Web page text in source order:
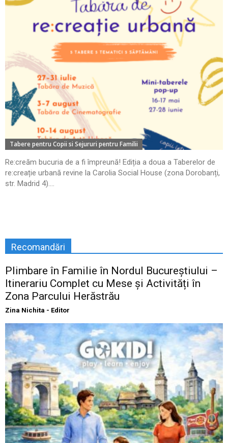
Tabere pentru Copii si Sejururi pentru Familii
Re:creăm bucuria de a fi împreună! Ediția a doua a Taberelor de
re:creație urbană revine la Carolia Social House (zona Dorobanți,
str. Madrid 4)....
Recomandări
Plimbare în Familie în Nordul Bucureștiului –
Itinerariu Complet cu Mese și Activități în
Zona Parcului Herăstrău
Zina Nichita - Editor